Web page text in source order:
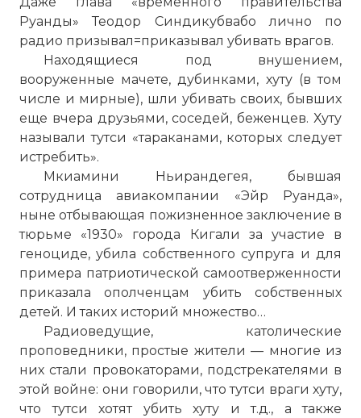
Руанды» Теодор Синдикубвабо лично по
радио призывал=приказывал убивать врагов.
Находящиеся под внушением,
вооруженные мачете, дубинками, хуту (в том
числе и мирные), шли убивать своих, бывших
еще вчера друзьями, соседей, беженцев. Хуту
называли тутси «тараканами, которых следует
истребить».
Мкиамини Ньирандегея, бывшая
сотрудница авиакомпании «Эйр Руанда»,
ныне отбывающая пожизненное заключение в
тюрьме «1930» города Кигали за участие в
геноциде, убила собственного супруга и для
примера патриотической самоотверженности
приказала ополченцам убить собственных
детей. И таких историй множество…
Радиоведущие, католические
проповедники, простые жители — многие из
них стали провокаторами, подстрекателями в
этой войне: они говорили, что тутси враги хуту,
что тутси хотят убить хуту и т.д., а также
Мир отмечает 20-летие геноцида в Руанде
Имя:
Комментарий:
Проверочный код: